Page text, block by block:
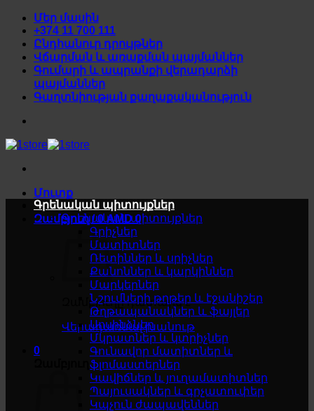
Skip
content
Մեր մասին
+374 11 700 111
Ընդհանուր դրույթներ
Վճարման և առաքման պայմաններ
Գումարի և ապրանքի վերադարձի
պայմաններ
Գաղտնիության քաղաքականություն
Մուտք
Զամբյուղ /0AMD 0
Զամբյուղը դատարկ է
Վերադառնալ խանութ
0
Գրենական պիտույքներ
Գրենական պիտույքներ
Գրիչներ
Մատիտներ
Ռետիններ և սրիչներ
Քանոններ և կարկիններ
Մարկերներ
Նշումների թղթեր և էջանիշեր
Թղթապանակներ և ֆայլեր
Սոսինձներ
Մկրատներ և կտրիչներ
Գունավոր մատիտներ և
ֆլոմաստերներ
Կավիճներ և յուղամատիտներ
Պայուսակներ և գրչատուփեր
Կպչուն ժապավեններ